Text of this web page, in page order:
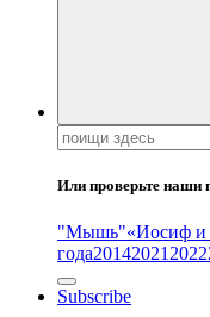
Поиск:
Или проверьте наши
"Мышь"«Иосиф и
года201420212022
Subscribe